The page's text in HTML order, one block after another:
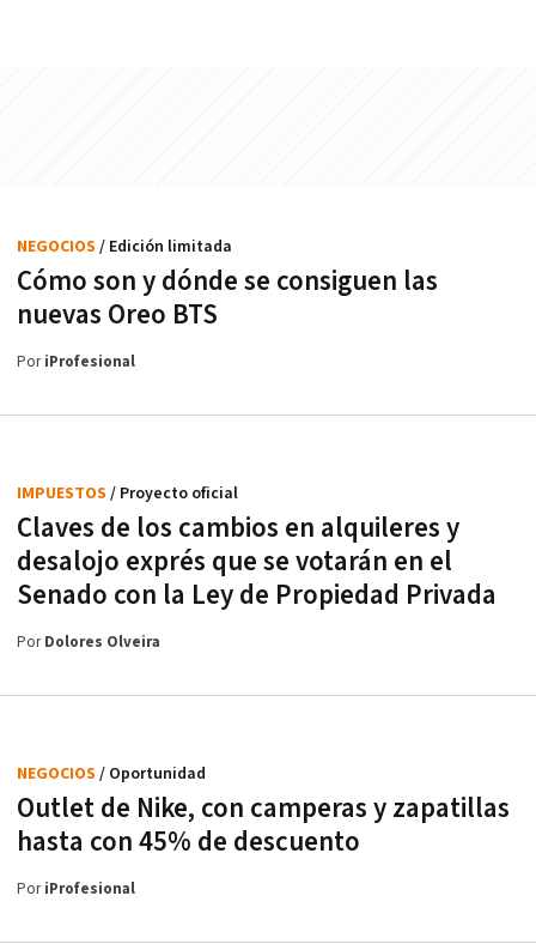
Cómo son y dónde se consiguen las
nuevas Oreo BTS
NEGOCIOS / Edición limitada
PoriProfesional
Claves de los cambios en alquileres y
desalojo exprés que se votarán en el
Senado con la Ley de Propiedad Privada
IMPUESTOS / Proyecto oficial
PorDolores Olveira
Outlet de Nike, con camperas y zapatillas
hasta con 45% de descuento
NEGOCIOS / Oportunidad
PoriProfesional